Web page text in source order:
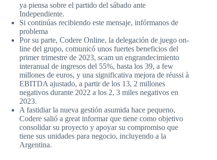
ya piensa sobre el partido del sábado ante
Independiente.
Si continúas recibiendo este mensaje, infórmanos de
problema
Por su parte, Codere Online, la delegación de juego on-
line del grupo, comunicó unos fuertes beneficios del
primer trimestre de 2023, scam un engrandecimiento
interanual de ingresos del 55%, hasta los 39, a few
millones de euros, y una significativa mejora de réussi à
EBITDA ajustado, a partir de los 13, 2 millones
negativos durante 2022 a los 2, 3 miles negativos en
2023.
A fastidiar la nueva gestión asumida hace pequeno,
Codere salió a great informar que tiene como objetivo
consolidar su proyecto y apoyar su compromiso que
tiene sus unidades para negocio, incluyendo a la
Argentina.